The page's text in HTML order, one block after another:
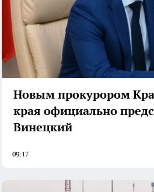
Новым прокурором
края официально
Винецкий
09:17